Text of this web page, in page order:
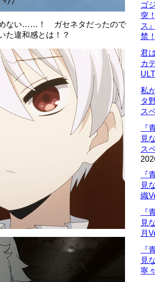
めない……！ ガセネタだったので
た違和感とは！？
ゴ
突
ス
禁
君
カ
私
タ
ス
『
見
ス
『
見
織
『
見
月
『
見
寧